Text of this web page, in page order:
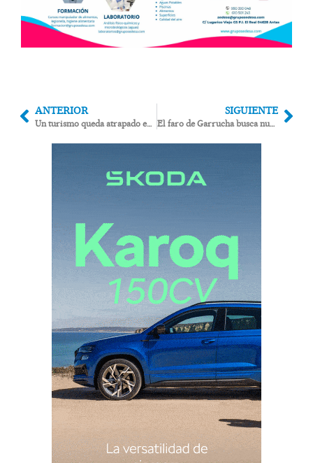
ANTERIOR
Un turismo queda atrapado entre una baranda y un cortado en el casco urbano de Bédar
SIGUIENTE
El faro de Garrucha busca nuevo dueño: una joya con vistas al mar sale a subasta